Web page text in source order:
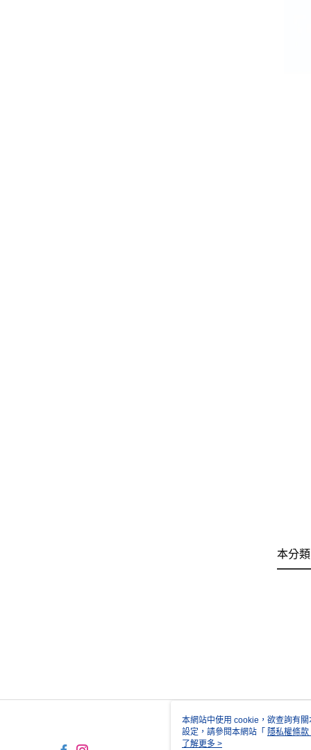
本分
本網站中使用 cookie，欲查詢有
設定，請參閱本網站「 隱私權條款
使用 cookie。
了解更多 >